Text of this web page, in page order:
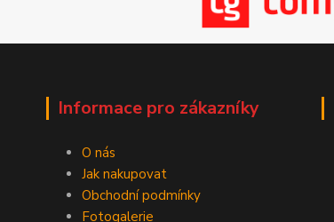
Informace pro zákazníky
O nás
Jak nakupovat
Obchodní podmínky
Fotogalerie